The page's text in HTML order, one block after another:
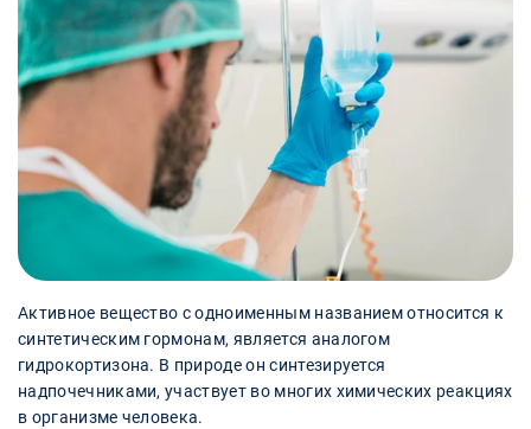
Активное вещество с одноименным названием относится к
синтетическим гормонам, является аналогом
гидрокортизона. В природе он синтезируется
надпочечниками, участвует во многих химических реакциях
в организме человека.